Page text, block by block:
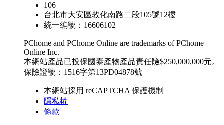
106
台北市大安區敦化南路二段105號12樓
統一編號：16606102
PChome and PChome Online are trademarks of PChome
Online Inc.
本網站產品已投保國泰產物產品責任險$250,000,000元。
保險證號：1516字第13PD04878號
本網站採用 reCAPTCHA 保護機制
隱私權
條款